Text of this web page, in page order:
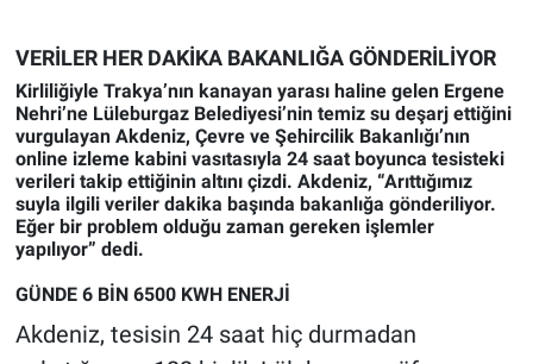
VERİLER HER DAKİKA BAKANLIĞA GÖNDERİLİYOR
Kirliliğiyle Trakya’nın kanayan yarası haline gelen Ergene
Nehri’ne Lüleburgaz Belediyesi’nin temiz su deşarj ettiğini
vurgulayan Akdeniz, Çevre ve Şehircilik Bakanlığı’nın
online izleme kabini vasıtasıyla 24 saat boyunca tesisteki
verileri takip ettiğinin altını çizdi. Akdeniz, “Arıttığımız
suyla ilgili veriler dakika başında bakanlığa gönderiliyor.
Eğer bir problem olduğu zaman gereken işlemler
yapılıyor” dedi.
GÜNDE 6 BİN 6500 KWH ENERJİ
Akdeniz, tesisin 24 saat hiç durmadan